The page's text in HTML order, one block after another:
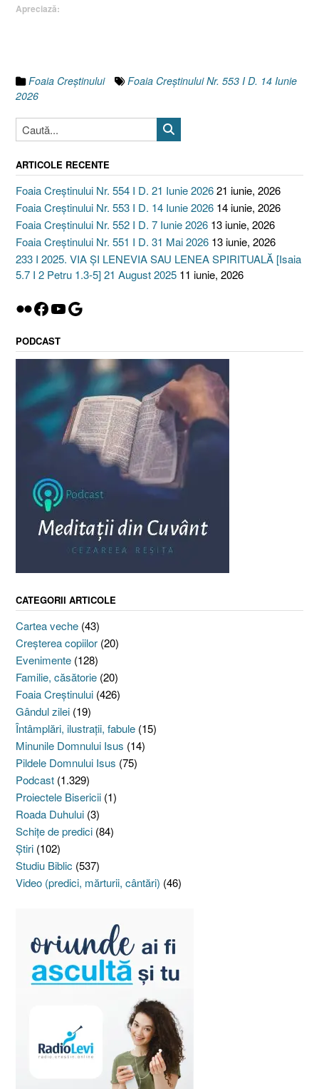
Apreciază:
Foaia Creştinului
Foaia Creștinului Nr. 553 I D. 14 Iunie
2026
ARTICOLE RECENTE
Foaia Creștinului Nr. 554 I D. 21 Iunie 202621 iunie, 2026
Foaia Creștinului Nr. 553 I D. 14 Iunie 2026 14 iunie, 2026
Foaia Creștinului Nr. 552 I D. 7 Iunie 2026 13 iunie, 2026
Foaia Creștinului Nr. 551 I D. 31 Mai 2026 13 iunie, 2026
233 I 2025. VIA ȘI LENEVIA SAU LENEA SPIRITUALĂ [Isaia
5.7 I 2 Petru 1.3-5] 21 August 2025 11 iunie, 2026
Flickr
Facebook
YouTube
Google
PODCAST
CATEGORII ARTICOLE
Cartea veche (43)
Creşterea copiilor (20)
Evenimente (128)
Familie, căsătorie (20)
Foaia Creştinului (426)
Gândul zilei (19)
Întâmplări, ilustraţii, fabule (15)
Minunile Domnului Isus (14)
Pildele Domnului Isus (75)
Podcast (1.329)
Proiectele Bisericii (1)
Roada Duhului (3)
Schiţe de predici (84)
Ştiri (102)
Studiu Biblic (537)
Video (predici, mărturii, cântări) (46)